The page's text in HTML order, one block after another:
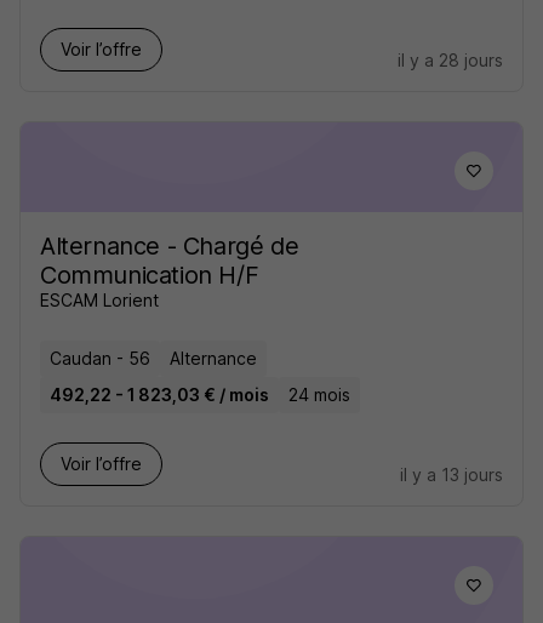
Voir l’offre
il y a 28 jours
Alternance - Chargé de
Communication H/F
ESCAM Lorient
Caudan - 56
Alternance
492,22 - 1 823,03 € / mois
24 mois
Voir l’offre
il y a 13 jours